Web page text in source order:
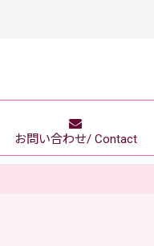
お問い合わせ/ Contact